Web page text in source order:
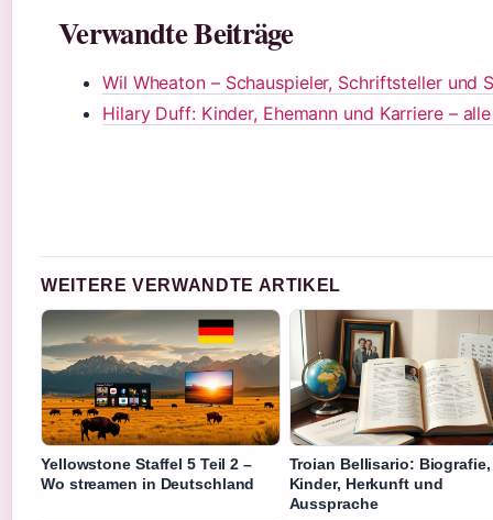
Verwandte Beiträge
Wil Wheaton – Schauspieler, Schriftsteller und
Hilary Duff: Kinder, Ehemann und Karriere –
WEITERE VERWANDTE ARTIKEL
Yellowstone Staffel 5 Teil 2 –
Wo streamen in Deutschland
Troian Bellisario: Biografie,
Kinder, Herkunft und
Aussprache